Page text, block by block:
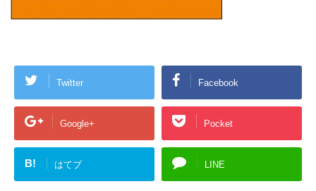
Twitter Facebook
Google+ Pocket
B! はてブ LINE